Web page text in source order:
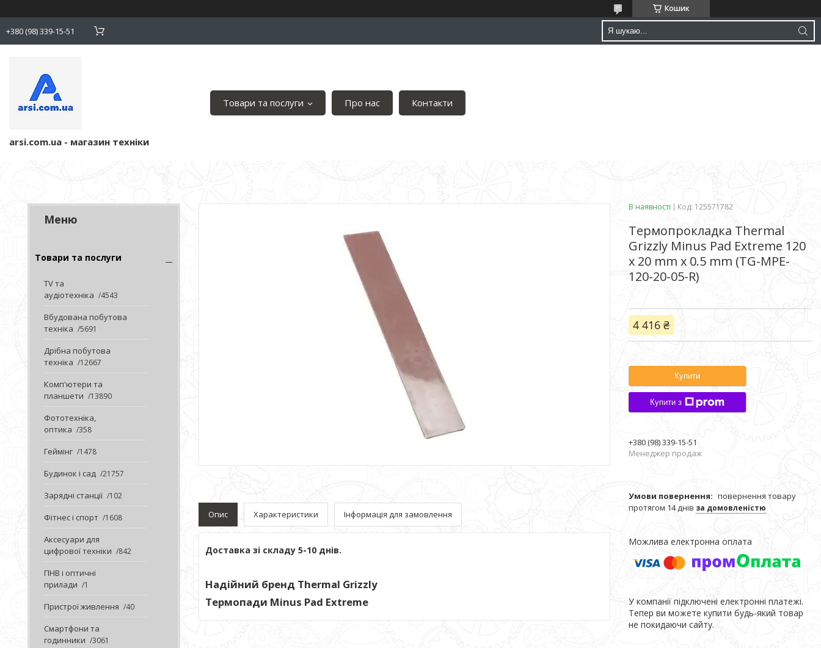
Кошик
+380 (98) 339-15-51
arsi.com.ua - магазин техніки
Товари та послуги Про нас Контакти
Товари та послуги
TV та
аудіотехніка
4543
Вбудована побутова
техніка
5691
Дрібна побутова
техніка
12667
Комп'ютери та
планшети
13890
Фототехніка,
оптика
358
Геймінг 1478
Будинок і сад 21757
Зарядні станції 102
Фітнес і спорт 1608
Аксесуари для
цифрової техніки
842
ПНВ і оптичні
прилади
1
Пристрої живлення 40
Смартфони та
годинники
3061
Опис Характеристики Інформація для замовлення
Доставка зі складу 5-10 днів.
Надійний бренд Thermal Grizzly
Термопади Minus Pad Extreme
В наявності Код: 125571782
Термопрокладка Thermal
Grizzly Minus Pad Extreme 120
x 20 mm x 0.5 mm (TG-MPE-
120-20-05-R)
4 416 ₴
Купити
Купити з
+380 (98) 339-15-51
Менеджер продаж
повернення товару
протягом 14 днів за домовленістю
У компанії підключені електронні платежі.
Тепер ви можете купити будь-який товар
не покидаючи сайту.